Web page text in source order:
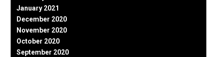
January 2021
December 2020
November 2020
October 2020
September 2020